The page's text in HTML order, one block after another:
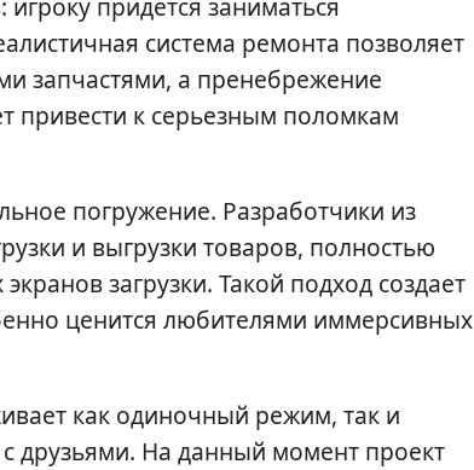
система ремонта позволяет
запчастями, а пренебрежение
привести к серьезным поломкам
погружение. Разработчики из
и выгрузки товаров, полностью
загрузки. Такой подход создает
ценится любителями иммерсивных
как одиночный режим, так и
друзьями. На данный момент проект